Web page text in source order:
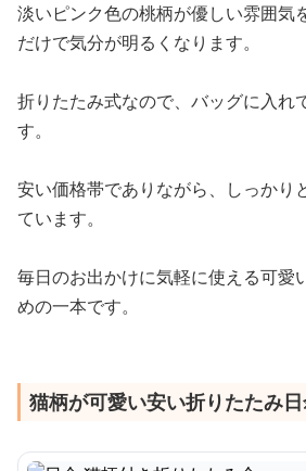
淡いピンク色の桃柄が優しい雰囲気
だけで気分が明るくなります。
折りたたみ式なので、バッグに入れ
す。
安い価格帯でありながら、しっかり
ています。
毎日のお出かけに気軽に使える可愛
めの一本です。
猫柄が可愛い安い折りたたみ